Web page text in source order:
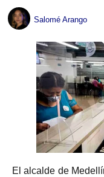
Salomé Arango
El alcalde de